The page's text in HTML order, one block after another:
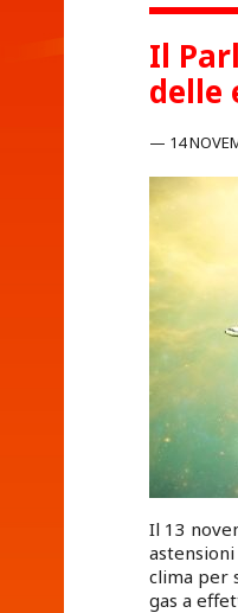
Il
delle
14
Il 13
clima per
gas a